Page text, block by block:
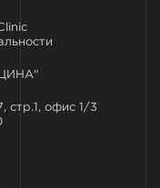
стр.1, офис 1/3